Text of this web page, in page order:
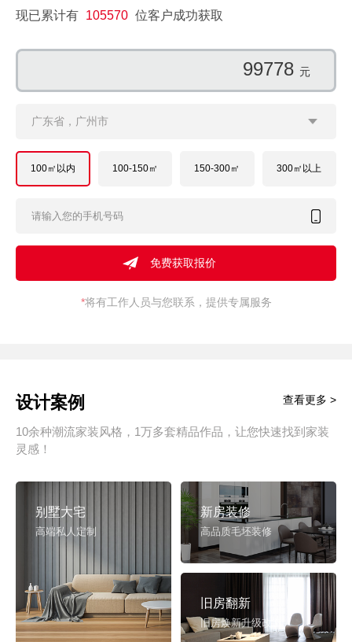
现已累计有 105570 位客户成功获取
169931 元
广东省，广州市
100㎡以内 100-150㎡ 150-300㎡ 300㎡以上
*将有工作人员与您联系，提供专属服务
设计案例
10余种潮流家装风格，1万多套精品作品，让您快速找到家装
灵感！
查看更多 >
别墅大宅
高端私人定制
新房装修
高品质毛坯装修
旧房翻新
旧房焕新升级改造